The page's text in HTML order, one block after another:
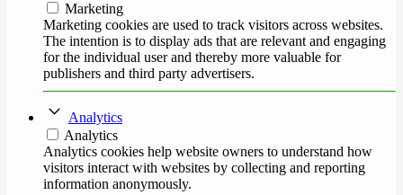
Marketing
Marketing cookies are used to track visitors across websites.
The intention is to display ads that are relevant and engaging
for the individual user and thereby more valuable for
publishers and third party advertisers.
Analytics
Analytics
Analytics cookies help website owners to understand how
visitors interact with websites by collecting and reporting
information anonymously.